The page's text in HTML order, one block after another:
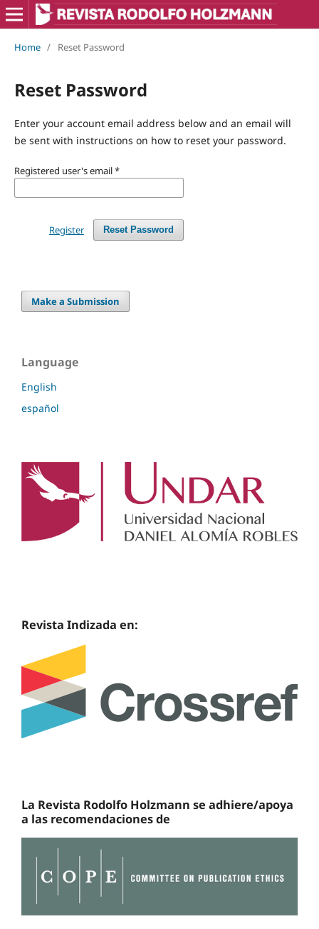
Home / Reset Password
Reset Password
Enter your account email address below and an email will
be sent with instructions on how to reset your password.
Registered user's email*
Reset Password
Register
Make a Submission
Language
English
español
Revista Indizada en:
La Revista Rodolfo Holzmann se adhiere/apoya
a las recomendaciones de